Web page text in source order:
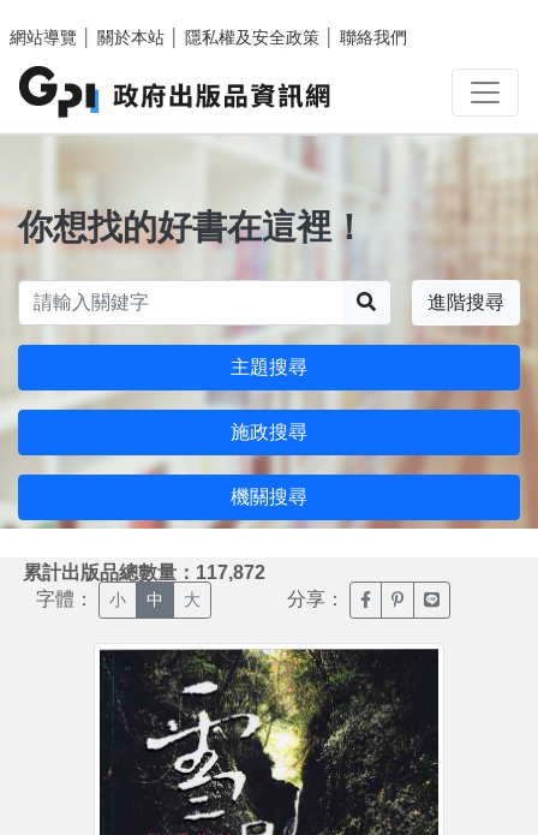
網站導覽
關於本站 隱私權及安全政策 聯絡我們
你想找的好書在這裡！
進階搜尋
主題搜尋
施政搜尋
機關搜尋
累計出版品總數量：117,872
字體： 小 中 大 分享： 臉書分享(另開新視窗)
噗浪分享(另開新
Line分享(另